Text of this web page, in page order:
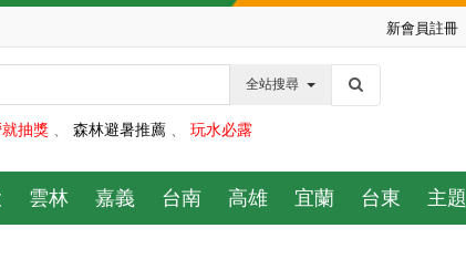
新會員註冊
全站搜尋
抽獎、 森林避暑推薦 、 玩水必露
雲林 嘉義 台南 高雄 宜蘭 台東 主題